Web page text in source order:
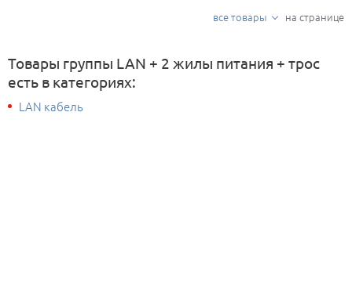
все товары на странице
Товары группы LAN + 2 жилы питания + трос
есть в категориях:
LAN кабель